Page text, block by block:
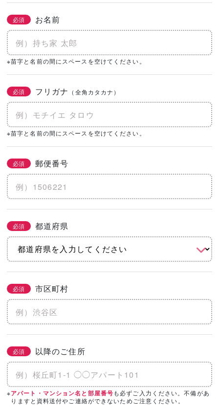
必須 お名前
※苗字と名前の間にスペースを空けてください。
必須 フリガナ （全角カタカナ）
※苗字と名前の間にスペースを空けてください。
必須 郵便番号
必須 都道府県
必須 市区町村
必須 以降のご住所
※アパート・マンション名と部屋番号も必ずご入力ください。不備があ
りますと資料送付やご連絡ができないためご注意ください。